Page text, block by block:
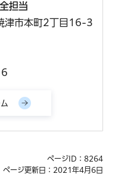
担当
津市本町2丁目16-3
ページID：8264
ページ更新日：2021年4月6日